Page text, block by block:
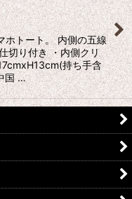
ホトート。 内側の五線
切り付き ・内側クリ
持ち手含
国 …